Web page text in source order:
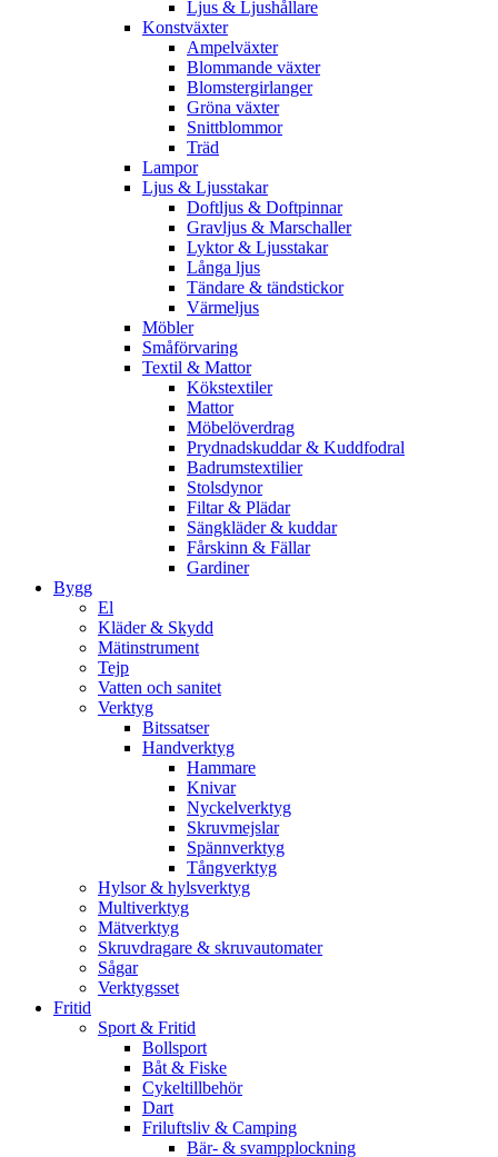
Ljus & Ljushållare
Konstväxter
Ampelväxter
Blommande växter
Blomstergirlanger
Gröna växter
Snittblommor
Träd
Lampor
Ljus & Ljusstakar
Doftljus & Doftpinnar
Gravljus & Marschaller
Lyktor & Ljusstakar
Långa ljus
Tändare & tändstickor
Värmeljus
Möbler
Småförvaring
Textil & Mattor
Kökstextiler
Mattor
Möbelöverdrag
Prydnadskuddar & Kuddfodral
Badrumstextilier
Stolsdynor
Filtar & Plädar
Sängkläder & kuddar
Fårskinn & Fällar
Gardiner
Bygg
El
Kläder & Skydd
Mätinstrument
Tejp
Vatten och sanitet
Verktyg
Bitssatser
Handverktyg
Hammare
Knivar
Nyckelverktyg
Skruvmejslar
Spännverktyg
Tångverktyg
Hylsor & hylsverktyg
Multiverktyg
Mätverktyg
Skruvdragare & skruvautomater
Sågar
Verktygsset
Fritid
Sport & Fritid
Bollsport
Båt & Fiske
Cykeltillbehör
Dart
Friluftsliv & Camping
Bär- & svampplockning